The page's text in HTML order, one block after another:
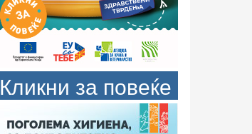
Кликни за повеќе